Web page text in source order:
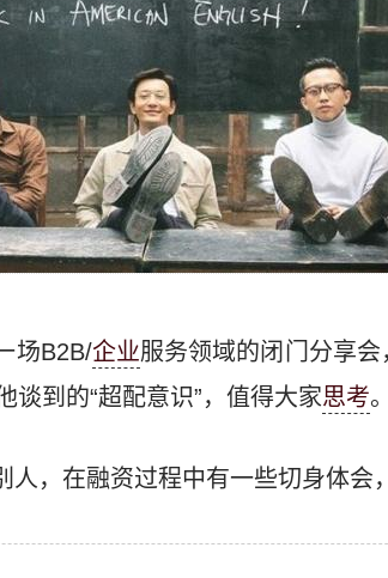
场B2B/企业服务领域的闭门分享
谈到的“超配意识”，值得大家思考。
，在融资过程中有一些切身体会